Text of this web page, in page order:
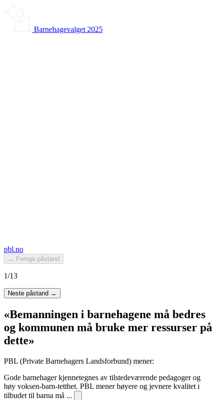
Barnehagevalget 2025
pbl.no
← Forrige påstand
1/13
Neste påstand →
«Bemanningen i barnehagene må bedres
og kommunen må bruke mer ressurser på
dette»
PBL (Private Barnehagers Landsforbund) mener:
Gode barnehager kjennetegnes av tilstedeværende pedagoger og
høy voksen-barn-tetthet. PBL mener høyere og jevnere kvalitet i
tilbudet til barna må ...